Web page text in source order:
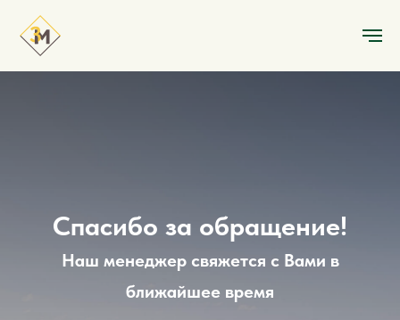
Спасибо за обращение!
Наш менеджер свяжется с Вами в
ближайшее время